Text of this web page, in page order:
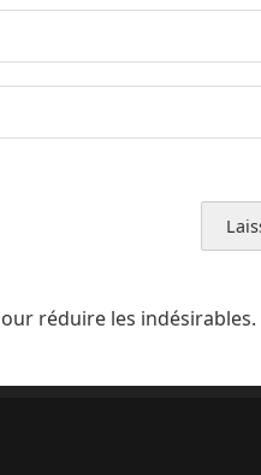
réduire les indésirables.